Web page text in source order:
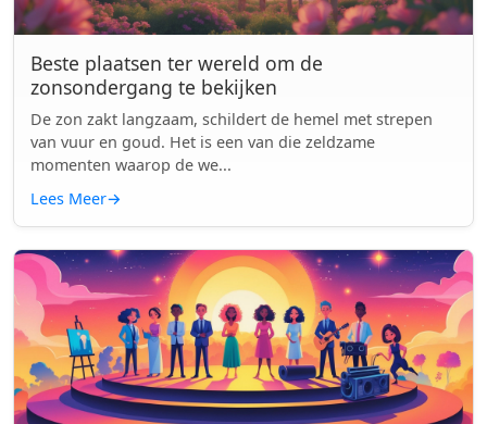
Beste plaatsen ter wereld om de
zonsondergang te bekijken
De zon zakt langzaam, schildert de hemel met strepen
van vuur en goud. Het is een van die zeldzame
momenten waarop de we...
Lees Meer→